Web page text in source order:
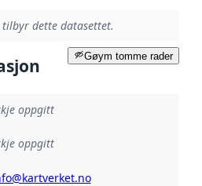
dette datasettet.
Gøym tomme rader
oppgitt
oppgitt